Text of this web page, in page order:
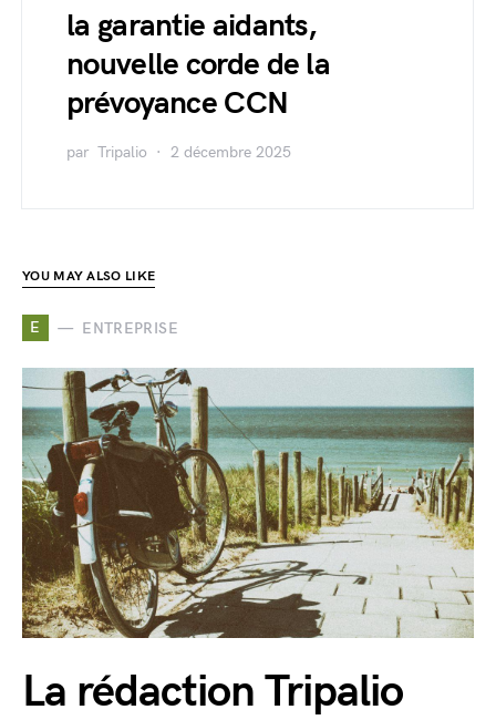
la garantie aidants,
nouvelle corde de la
prévoyance CCN
par Tripalio 2 décembre 2025
YOU MAY ALSO LIKE
E ENTREPRISE
La rédaction Tripalio